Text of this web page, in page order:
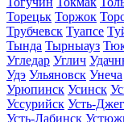
Торецьк Торжок
Трубчевск Туапсе
Тында Тырныауз
Угледар Углич
Удэ Ульяновск Унеча
Урюпинск Усинск
Уссурийск Усть-
Усть-Лабинск